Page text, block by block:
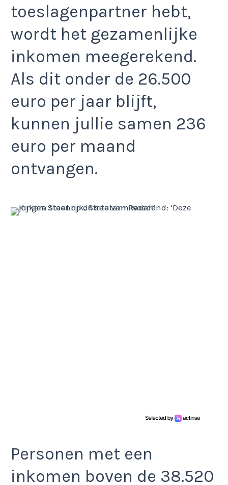
toeslagenpartner hebt,
wordt het gezamenlijke
inkomen meegerekend.
Als dit onder de 26.500
euro per jaar blijft,
kunnen jullie samen 236
euro per maand
ontvangen.
Personen met een
inkomen boven de 38.520